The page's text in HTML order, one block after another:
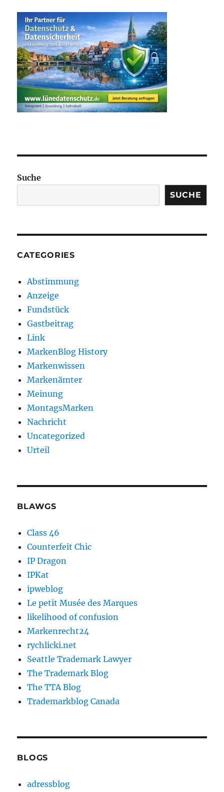
Suche
SUCHE
CATEGORIES
Abstimmung
Anzeige
Fundstück
Gastbeitrag
Link
MarkenBlog History
Markenwissen
Markenämter
Meinung
MontagsMarken
Nachricht
Uncategorized
Urteil
BLAWGS
Class 46
Counterfeit Chic
IP Dragon
IPKat
ipweblog
Le petit Musée des Marques
likelihood of confusion
Markenrecht24
rychlicki.net
Seattle Trademark Lawyer
The Trademark Blog
The TTA Blog
Trademarkblog Canada
BLOGS
adressblog